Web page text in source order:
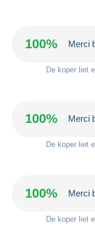
100% Merci
De koper liet
100% Merci
De koper liet
100% Merci
De koper liet